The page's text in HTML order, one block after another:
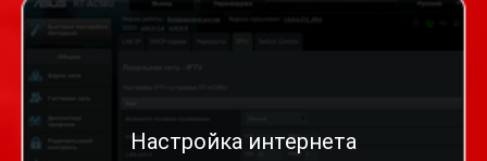
Настройка интернета